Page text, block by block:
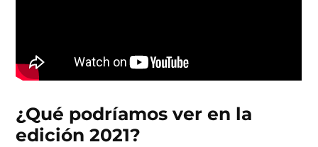
¿Qué podríamos ver en la
edición 2021?